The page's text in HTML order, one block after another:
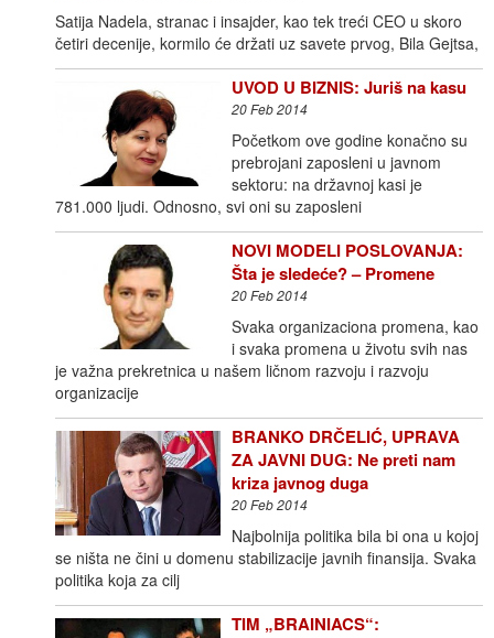
Satija Nadela, stranac i insajder, kao tek treći CEO u skoro
četiri decenije, kormilo će držati uz savete prvog, Bila Gejtsa,
UVOD U BIZNIS: Juriš na kasu
20 Feb 2014
Početkom ove godine konačno su
prebrojani zaposleni u javnom
sektoru: na državnoj kasi je
781.000 ljudi. Odnosno, svi oni su zaposleni
NOVI MODELI POSLOVANJA:
Šta je sledeće? – Promene
20 Feb 2014
Svaka organizaciona promena, kao
i svaka promena u životu svih nas
je važna prekretnica u našem ličnom razvoju i razvoju
organizacije
BRANKO DRČELIĆ, UPRAVA
ZA JAVNI DUG: Ne preti nam
kriza javnog duga
20 Feb 2014
Najbolnija politika bila bi ona u kojoj
se ništa ne čini u domenu stabilizacije javnih finansija. Svaka
politika koja za cilj
TIM „BRAINIACS“: